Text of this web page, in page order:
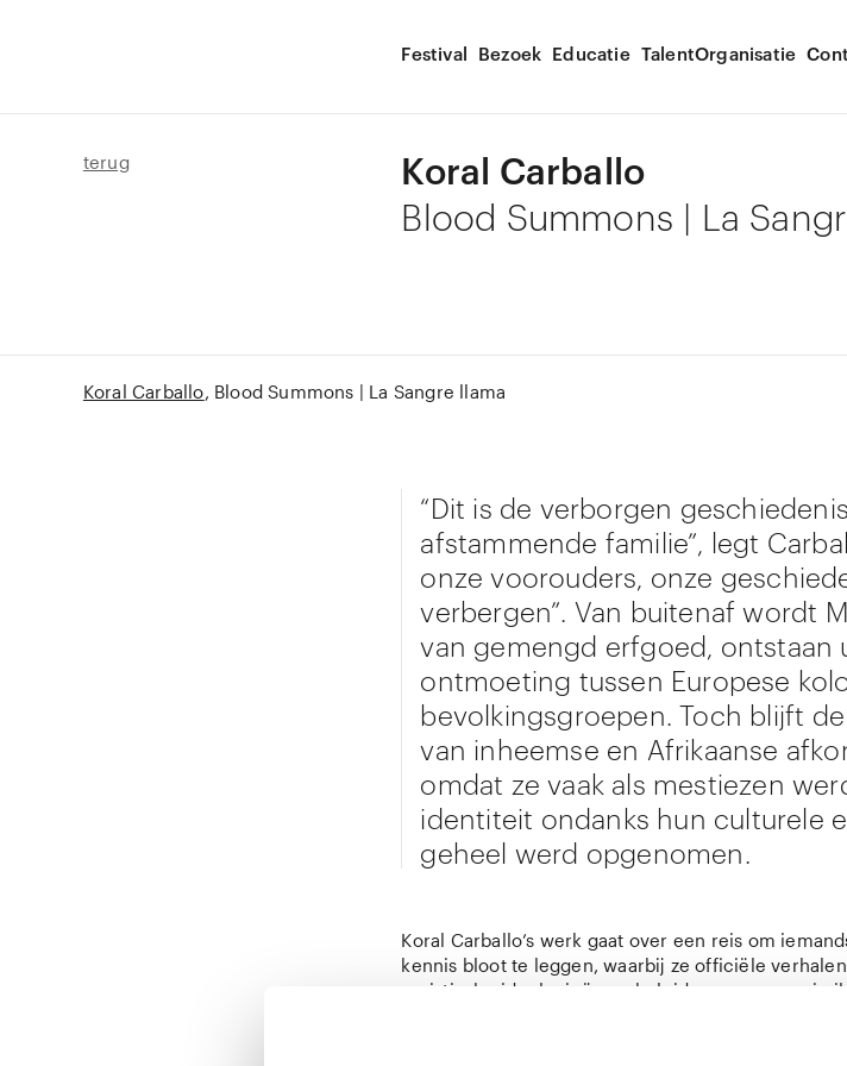
Festival Bezoek Educatie TalentOrganisatie
terug Koral Carballo
Blood Summons | La
Koral Carballo Blood Summons | La Sangre llama
“Dit is de verborgen
afstammende familie”, legt
onze voorouders, onze
verbergen”. Van buitenaf wordt
van gemengd erfgoed, ontstaan
ontmoeting tussen Europese
bevolkingsgroepen. Toch blijft
van inheemse en Afrikaanse
omdat ze vaak als mestiezen
identiteit ondanks hun culturele
geheel werd opgenomen.
Koral Carballo’s werk gaat over een reis om
kennis bloot te leggen, waarbij ze officiële
racistische ideologieën en beleid van
biografie en familiegeschiedenis als